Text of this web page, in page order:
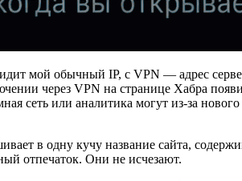
мой обычный IP, с VPN — адрес
через VPN на странице Хабра
сеть или аналитика могут из-за
в одну кучу название сайта,
отпечаток. Они не исчезают.